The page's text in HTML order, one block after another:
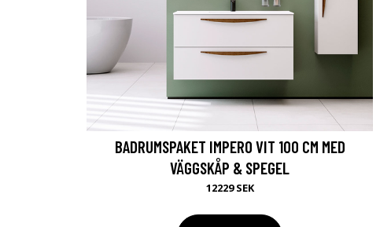
BADRUMSPAKET IMPERO VIT 100 CM MED
VÄGGSKÅP & SPEGEL
12229 SEK